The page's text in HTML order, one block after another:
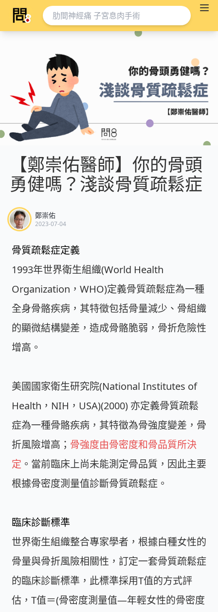
【鄭崇佑醫師】你的骨頭
勇健嗎？淺談骨質疏鬆症
鄭崇佑
2023-07-04
骨質疏鬆症定義
1993年世界衛生組織(World Health
Organization，WHO)定義骨質疏鬆症為一種
全身骨骼疾病，其特徵包括骨量減少、骨組織
的顯微結構變差，造成骨骼脆弱，骨折危險性
增高。
美國國家衛生研究院(National Institutes of
Health，NIH，USA)(2000) 亦定義骨質疏鬆
症為一種骨骼疾病，其特徵為骨強度變差，骨
折風險增高； 骨強度由骨密度和骨品質所決
定 。當前臨床上尚未能測定骨品質，因此主要
根據骨密度測量值診斷骨質疏鬆症。
臨床診斷標準
世界衛生組織整合專家學者，根據白種女性的
骨量與骨折風險相關性，訂定一套骨質疏鬆症
的臨床診斷標準，此標準採用T值的方式評
估，T值＝(骨密度測量值―年輕女性的骨密度